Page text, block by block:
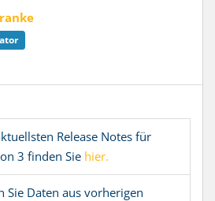
Release Notes für
3 finden Sie hier.
Sie Daten aus vorherigen